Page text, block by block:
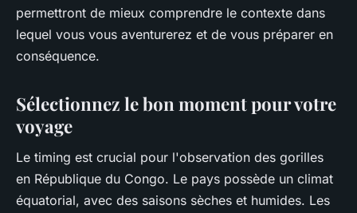
permettront de mieux comprendre le contexte dans
lequel vous vous aventurerez et de vous préparer en
conséquence.
Sélectionnez le bon moment pour votre
voyage
Le timing est crucial pour l'observation des gorilles
en République du Congo. Le pays possède un climat
équatorial, avec des saisons sèches et humides. Les